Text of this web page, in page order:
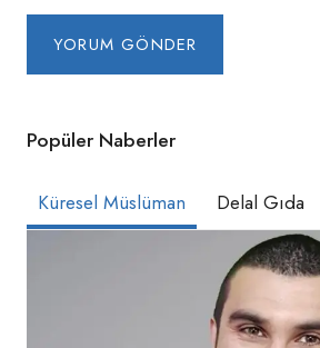
Popüler Naberler
Küresel Müslüman Delal Gıda